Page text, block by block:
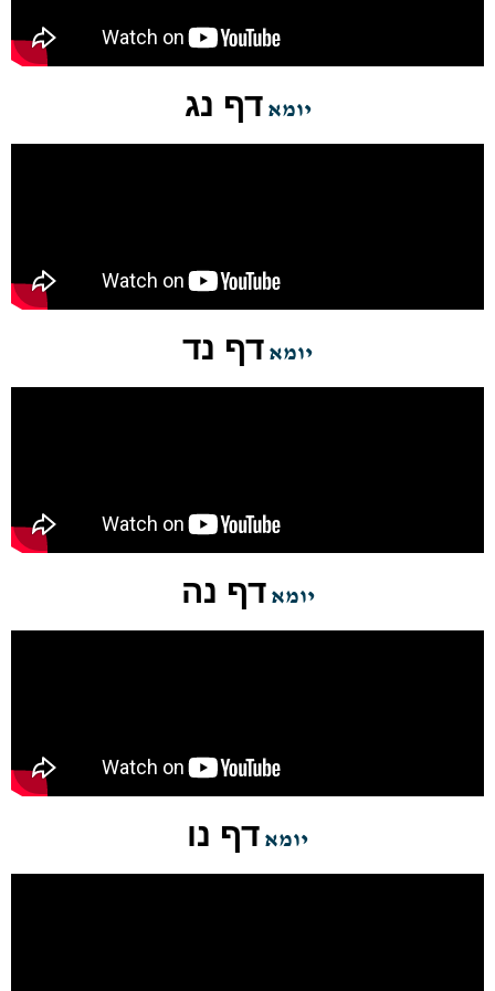
יומא דף נג
יומא דף נד
יומא דף נה
יומא דף נו